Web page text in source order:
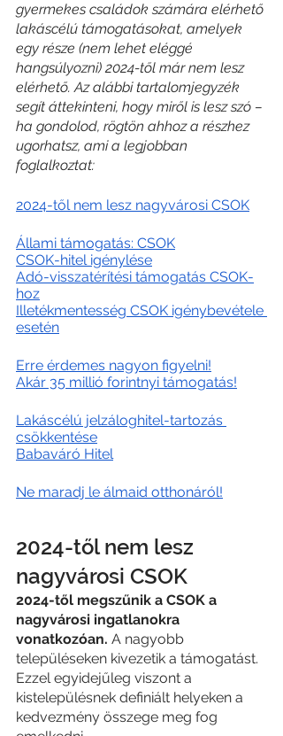
gyermekes családok számára elérhető
lakáscélú támogatásokat, amelyek
egy része (nem lehet eléggé
hangsúlyozni) 2024-től már nem lesz
elérhető. Az alábbi tartalomjegyzék
segít áttekinteni, hogy miről is lesz szó –
ha gondolod, rögtön ahhoz a részhez
ugorhatsz, ami a legjobban
foglalkoztat:
2024-től nem lesz nagyvárosi CSOK
Állami támogatás: CSOK
CSOK-hitel igénylése
Adó-visszatérítési támogatás CSOK-
hoz
Illetékmentesség CSOK igénybevétele
esetén
Erre érdemes nagyon figyelni!
Akár 35 millió forintnyi támogatás!
Lakáscélú jelzáloghitel-tartozás
csökkentése
Babaváró Hitel
Ne maradj le álmaid otthonáról!
2024-től nem lesz
nagyvárosi CSOK
2024-től megszűnik a CSOK a
nagyvárosi ingatlanokra
vonatkozóan. A nagyobb
településeken kivezetik a támogatást.
Ezzel egyidejűleg viszont a
kistelepülésnek definiált helyeken a
kedvezmény összege meg fog